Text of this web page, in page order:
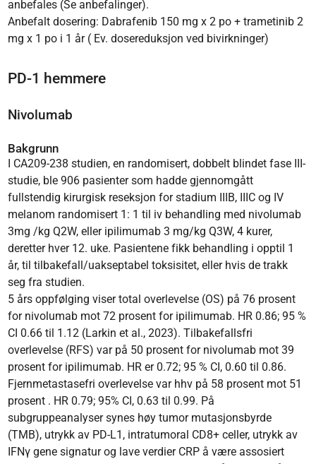
anbefales (Se anbefalinger).
Anbefalt dosering: Dabrafenib 150 mg x 2 po + trametinib 2
mg x 1 po i 1 år ( Ev. dosereduksjon ved bivirkninger)
PD-1 hemmere
Nivolumab
Bakgrunn
I CA209-238 studien, en randomisert, dobbelt blindet fase III-
studie, ble 906 pasienter som hadde gjennomgått
fullstendig kirurgisk reseksjon for stadium IIIB, IIIC og IV
melanom randomisert 1: 1 til iv behandling med nivolumab
3mg /kg Q2W, eller ipilimumab 3 mg/kg Q3W, 4 kurer,
deretter hver 12. uke. Pasientene fikk behandling i opptil 1
år, til tilbakefall/uakseptabel toksisitet, eller hvis de trakk
seg fra studien.
5 års oppfølging viser total overlevelse (OS) på 76 prosent
for nivolumab mot 72 prosent for ipilimumab. HR 0.86; 95 %
CI 0.66 til 1.12 (Larkin et al., 2023). Tilbakefallsfri
overlevelse (RFS) var på 50 prosent for nivolumab mot 39
prosent for ipilimumab. HR er 0.72; 95 % CI, 0.60 til 0.86.
Fjernmetastasefri overlevelse var hhv på 58 prosent mot 51
prosent . HR 0.79; 95% CI, 0.63 til 0.99. På
subgruppeanalyser synes høy tumor mutasjonsbyrde
(TMB), utrykk av PD-L1, intratumoral CD8+ celler, utrykk av
IFNγ gene signatur og lave verdier CRP å være assosiert